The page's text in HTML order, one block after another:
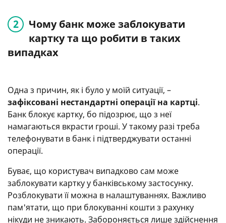
Чому банк може заблокувати
картку та що робити в таких
випадках
Одна з причин, як і було у моїй ситуації, –
зафіксовані нестандартні операції на картці.
Банк блокує картку, бо підозрює, що з неї
намагаються вкрасти гроші. У такому разі треба
телефонувати в банк і підтверджувати останні
операції.
Буває, що користувач випадково сам може
заблокувати картку у банківському застосунку.
Розблокувати її можна в налаштуваннях. Важливо
пам'ятати, що при блокуванні кошти з рахунку
нікуди не зникають. Забороняється лише здійснення